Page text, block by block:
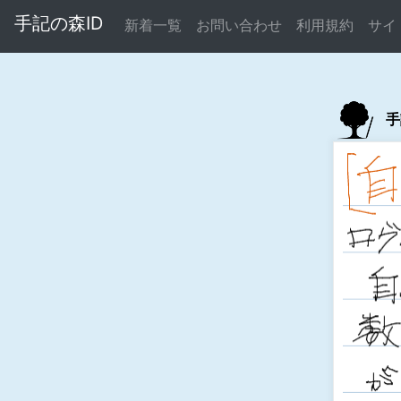
手記の森ID 新着一覧 お問い合わせ 利用規約 サイ